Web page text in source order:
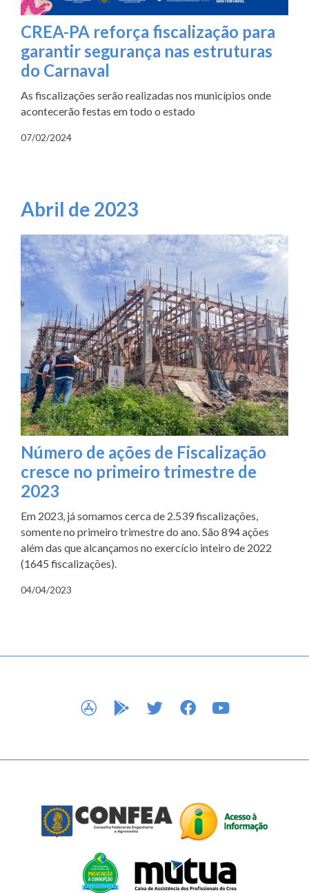
CREA-PA reforça fiscalização para
garantir segurança nas estruturas
do Carnaval
As fiscalizações serão realizadas nos municípios onde
acontecerão festas em todo o estado
07/02/2024
Abril de 2023
Número de ações de Fiscalização
cresce no primeiro trimestre de
2023
Em 2023, já somamos cerca de 2.539 fiscalizações,
somente no primeiro trimestre do ano. São 894 ações
além das que alcançamos no exercício inteiro de 2022
(1645 fiscalizações).
04/04/2023
APP STOREGOOGLE PLAY
TWITTERFACEBOOK